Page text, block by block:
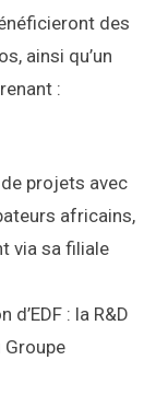
des
ainsi qu’un
:
projets avec
africains,
via sa filiale
d’EDF : la R&D